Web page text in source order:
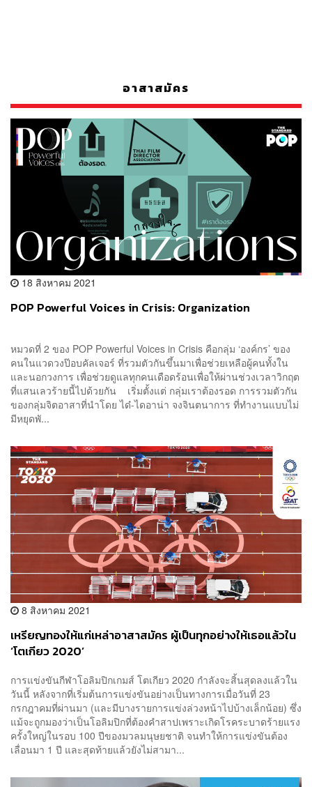
อาสาสมัคร
18 สิงหาคม 2021
POP Powerful Voices in Crisis: Organization
หมวดที่ 2 ของ POP Powerful Voices in Crisis คือกลุ่ม ‘องค์กร’ ของ
คนในแวดวงป๊อบคัลเจอร์ ที่รวมตัวกันขึ้นมาเพื่อช่วยเหลือผู้คนทั้งใน
และนอกวงการ เพื่อช่วยดูแลทุกคนเดือดร้อนเพื่อให้ผ่านช่วงเวลาวิกฤต
ที่แสนเลวร้ายนี้ไปด้วยกัน เริ่มตั้งแต่ กลุ่มเราต้องรอด การรวมตัวกัน
ของกลุ่มจิตอาสาที่นำโดย ได๋-ไดอาน่า จงจินตนาการ ที่ทำงานแบบไม่
มีหยุดพั...
8 สิงหาคม 2021
เหรียญทองให้แก่เหล่าอาสาสมัคร ผู้เป็นทุกอย่างให้เธอแล้วใน
‘โตเกียว 2020’
การแข่งขันกีฬาโอลิมปิกเกมส์ โตเกียว 2020 กำลังจะสิ้นสุดลงแล้วใน
วันนี้ หลังจากที่เริ่มต้นการแข่งขันอย่างเป็นทางการเมื่อวันที่ 23
กรกฎาคมที่ผ่านมา (และมีบางรายการแข่งล่วงหน้าไปบ้างเล็กน้อย) ซึ่ง
แม้จะถูกมองว่าเป็นโอลิมปิกที่ต้องคำสาปเพราะเกิดโรคระบาดร้ายแรง
ครั้งใหญ่ในรอบ 100 ปีของมวลมนุษยชาติ จนทำให้การแข่งขันต้อง
เลื่อนมา 1 ปี และสุดท้ายแล้วยังไม่สามา...